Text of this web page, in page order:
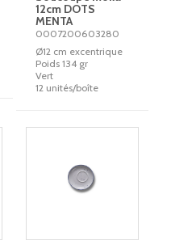
12cm DOTS
MENTA
0007200603280
Ø12 cm excentrique
Poids 134 gr
Vert
12 unités/boîte